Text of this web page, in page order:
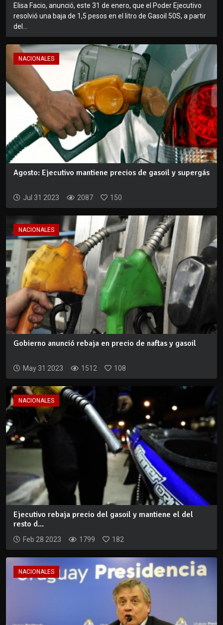
Elisa Facio, anunció, este 31 de enero, que el Poder Ejecutivo
resolvió una baja de 1,5 pesos en el litro de Gasoil 50S, a partir
del...
NACIONALES
Agosto: Ejecutivo mantiene precios de gasoil y supergás
Jul 31 2023 2087 150
NACIONALES
Gobierno anunció rebaja en precio de naftas y gasoil
May 31 2023 1512 108
NACIONALES
Ejecutivo rebaja precio del gasoil y mantiene el del
resto d...
Feb 28 2023 1799 182
NACIONALES